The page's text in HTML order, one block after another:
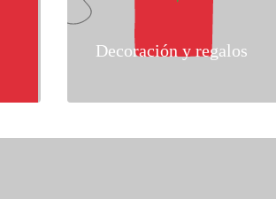
Decoración y regalos